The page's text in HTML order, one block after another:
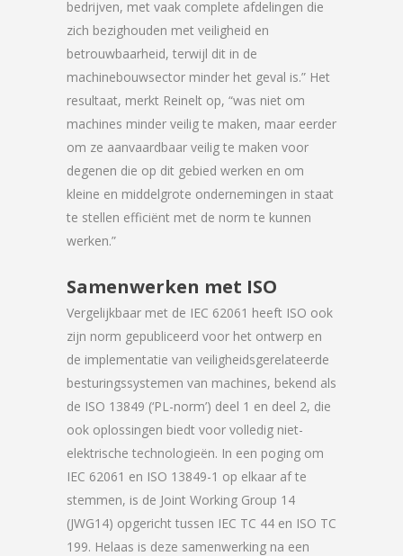
bedrijven, met vaak complete afdelingen die
zich bezighouden met veiligheid en
betrouwbaarheid, terwijl dit in de
machinebouwsector minder het geval is.” Het
resultaat, merkt Reinelt op, “was niet om
machines minder veilig te maken, maar eerder
om ze aanvaardbaar veilig te maken voor
degenen die op dit gebied werken en om
kleine en middelgrote ondernemingen in staat
te stellen efficiënt met de norm te kunnen
werken.”
Samenwerken met ISO
Vergelijkbaar met de IEC 62061 heeft ISO ook
zijn norm gepubliceerd voor het ontwerp en
de implementatie van veiligheidsgerelateerde
besturingssystemen van machines, bekend als
de ISO 13849 (‘PL-norm’) deel 1 en deel 2, die
ook oplossingen biedt voor volledig niet-
elektrische technologieën. In een poging om
IEC 62061 en ISO 13849-1 op elkaar af te
stemmen, is de Joint Working Group 14
(JWG14) opgericht tussen IEC TC 44 en ISO TC
199. Helaas is deze samenwerking na een